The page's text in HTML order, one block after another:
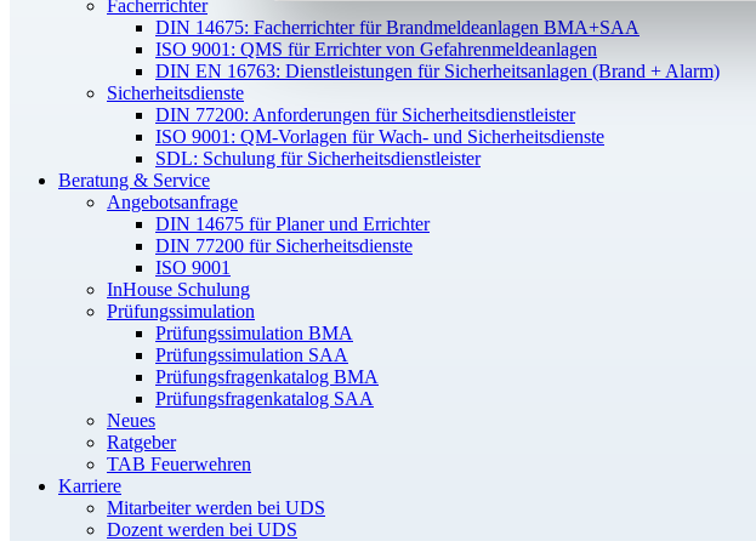
Facherrichter
DIN 14675: Facherrichter für Brandmeldeanlagen BMA+SAA
ISO 9001: QMS für Errichter von Gefahrenmeldeanlagen
DIN EN 16763: Dienstleistungen für Sicherheitsanlagen (Brand + Alarm)
Sicherheitsdienste
DIN 77200: Anforderungen für Sicherheitsdienstleister
ISO 9001: QM-Vorlagen für Wach- und Sicherheitsdienste
SDL: Schulung für Sicherheitsdienstleister
Beratung & Service
Angebotsanfrage
DIN 14675 für Planer und Errichter
DIN 77200 für Sicherheitsdienste
ISO 9001
InHouse Schulung
Prüfungssimulation
Prüfungssimulation BMA
Prüfungssimulation SAA
Prüfungsfragenkatalog BMA
Prüfungsfragenkatalog SAA
Neues
Ratgeber
TAB Feuerwehren
Karriere
Mitarbeiter werden bei UDS
Dozent werden bei UDS